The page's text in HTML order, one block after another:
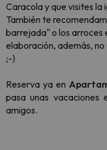
Caracola y que visites la
También te
barrejada" o los arroces
elaboración, además,
;-)
Reserva ya en
pasa unas vacaciones
amigos.